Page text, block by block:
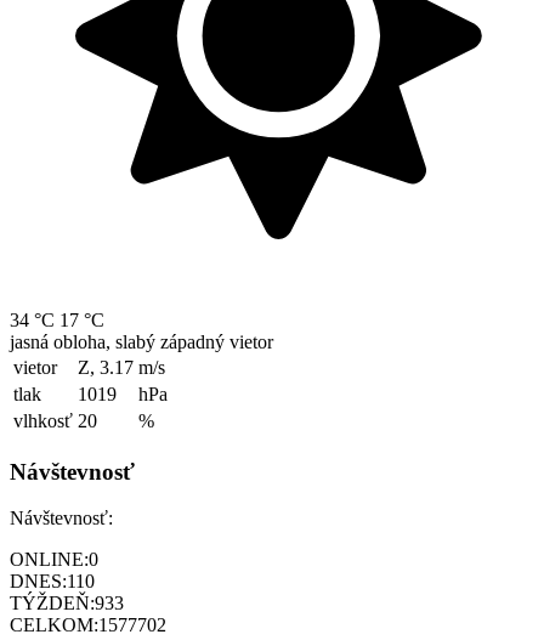
34 °C 17 °C
jasná obloha, slabý západný vietor
vietor
Z, 3.17 m/s
tlak
1019
hPa
vlhkosť 20 %
Návštevnosť
Návštevnosť:
ONLINE:0
DNES:110
TÝŽDEŇ:933
CELKOM:1577702